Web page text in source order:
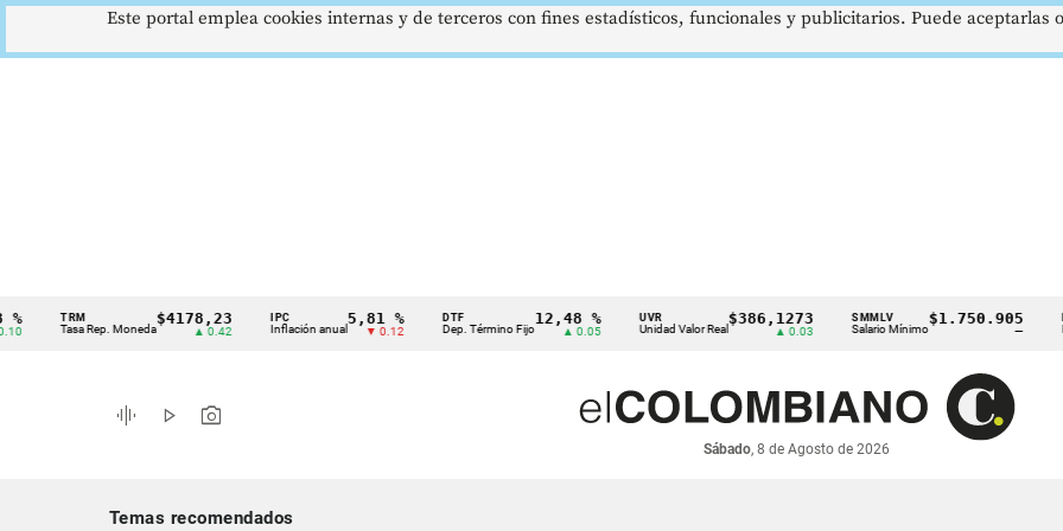
Cintillo
indicadores
económicos
TRM
Tasa Rep. Moneda
$4178,23
▲ 0.42
IPC
Inflación anual
5,81 %
▼ 0.12
DTF
Dep. Término Fijo
12,48 %
▲ 0.05
UVR
Unidad Valor Real
$386,1273 SMMLV
Salario Mínimo
$1.750.905 BRENT
Petróleo
graphic_eq play_arrow photo_camera
Sábado, 8 de Agosto de 2026
Temas recomendados
Este portal emplea cookies internas y de terceros con fines estadísticos, funcionales y publicitarios. Puede aceptarlas